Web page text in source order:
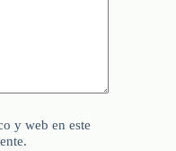
y web en este